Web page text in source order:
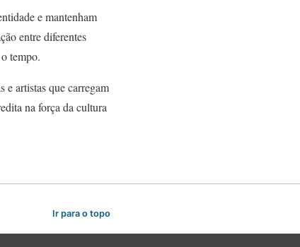
e mantenham
entre diferentes
tempo.
e artistas que carregam
na força da cultura
Ir para o topo